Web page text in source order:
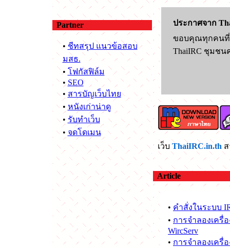
Partner
• ชีทสรุป แนวข้อสอบ
มสธ.
• โฟกัสฟิล์ม
• SEO
• สารบัญเว็บไทย
• หนังเก่าน่าดู
• รับทำเว็บ
• จดโดเมน
ประกาศจาก
ขอบคุณทุกคนที่
ThaiIRC ชุมชน
เว็บ ThaiIRC.in.th
Article
• คำสั่งในระบบ
• การจำลองเครื่อ
WircServ
• การจำลองเครื่อ